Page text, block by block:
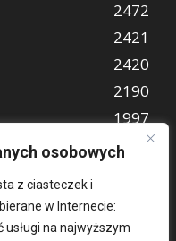
osobowych
z ciasteczek i
w Internecie:
usługi na najwyższym
2472
2421
2420
2190
1997
849